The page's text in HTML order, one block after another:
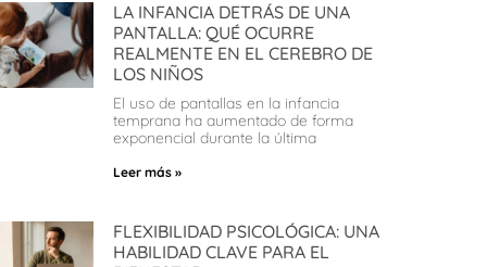
LA INFANCIA DETRÁS DE UNA
PANTALLA: QUÉ OCURRE
REALMENTE EN EL CEREBRO DE
LOS NIÑOS
El uso de pantallas en la infancia
temprana ha aumentado de forma
exponencial durante la última
Leer más »
FLEXIBILIDAD PSICOLÓGICA: UNA
HABILIDAD CLAVE PARA EL